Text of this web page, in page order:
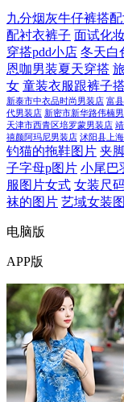
九分烟灰牛仔裤搭
配衬衣裤子 面试化
穿搭pdd小店 冬天白
恩咖男装夏天穿搭
女 童装衣服跟裤子
新泰市中衣品时尚男装店 富
代男装店 新密市新华路伟楠
天津市西青区培罗蒙男装店
禧颜阿玛尼男装店 沭阳县上
钓猫的拖鞋图片 夹
子字母p图片 小尾巴
服图片女式 女装尺
袜的图片 艺域女装
电脑版
APP版